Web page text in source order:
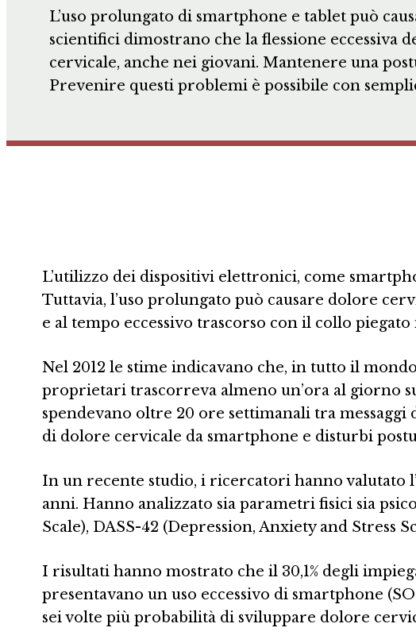
L’uso prolungato di smartphone e tablet può
scientifici dimostrano che la flessione eccessiva
cervicale, anche nei giovani. Mantenere una
Prevenire questi problemi è possibile con
L’utilizzo dei dispositivi elettronici, come
Tuttavia, l’uso prolungato può causare dolore
e al tempo eccessivo trascorso con il collo piegato
Nel 2012 le stime indicavano che, in tutto il
proprietari trascorreva almeno un’ora al giorno
spendevano oltre 20 ore settimanali tra
di dolore cervicale da smartphone e disturbi
In un recente studio, i ricercatori hanno valutato
anni. Hanno analizzato sia parametri fisici sia
Scale), DASS-42 (Depression, Anxiety and
I risultati hanno mostrato che il 30,1% degli
presentavano un uso eccessivo di smartphone
sei volte più probabilità di sviluppare dolore